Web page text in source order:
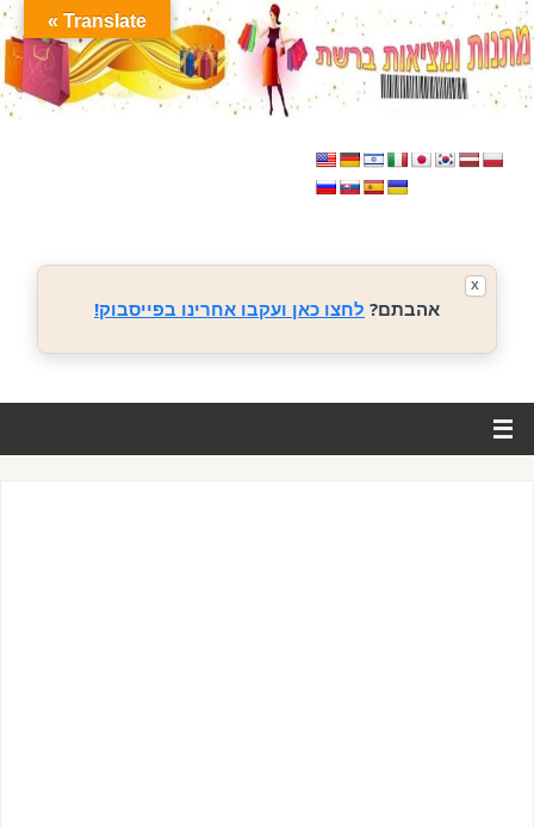
אהבתם? לחצו כאן ועקבו אחרינו בפייסבוק!
X
Translate »